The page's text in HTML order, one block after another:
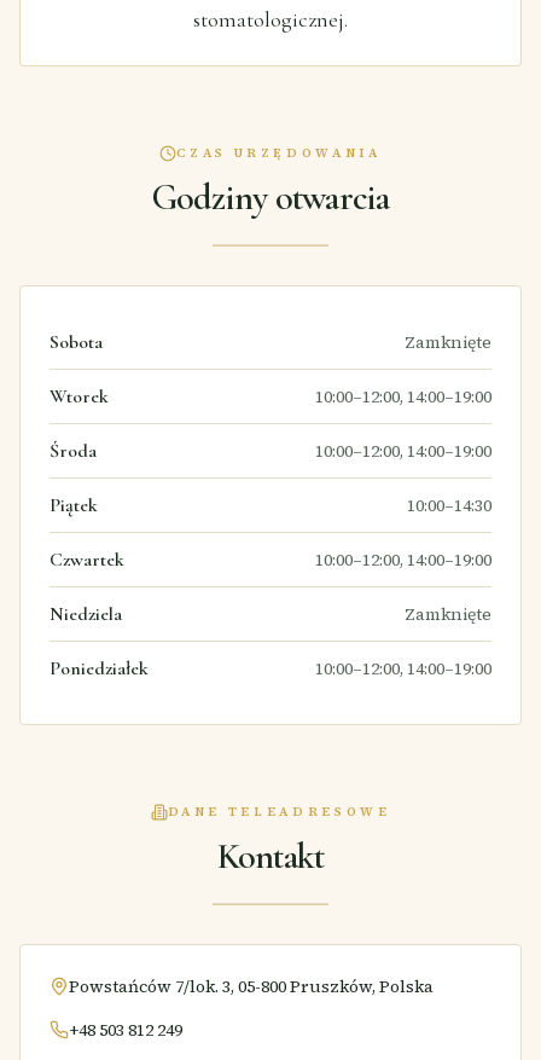
stomatologicznej.
CZAS URZĘDOWANIA
Godziny otwarcia
Sobota Zamknięte
Wtorek 10:00–12:00, 14:00–19:00
Środa 10:00–12:00, 14:00–19:00
Piątek 10:00–14:30
Czwartek 10:00–12:00, 14:00–19:00
Niedziela Zamknięte
Poniedziałek 10:00–12:00, 14:00–19:00
DANE TELEADRESOWE
Kontakt
Powstańców 7/lok. 3, 05-800 Pruszków, Polska
+48 503 812 249